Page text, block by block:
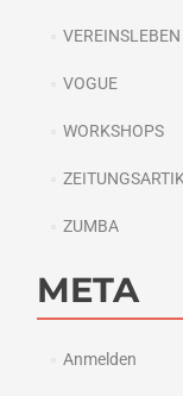
VEREINSLEBEN
VOGUE
WORKSHOPS
ZUMBA
META
Anmelden